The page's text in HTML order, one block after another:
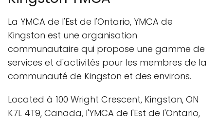
La YMCA de l'Est de l'Ontario, YMCA de
Kingston est une organisation
communautaire qui propose une gamme de
services et d'activités pour les membres de la
communauté de Kingston et des environs.
Located à 100 Wright Crescent, Kingston, ON
K7L 4T9, Canada, l'YMCA de l'Est de l'Ontario,